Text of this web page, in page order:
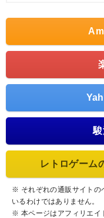
レトロゲーム
※ それぞれの通販サイトの
いるわけではありません。
※ 本ページはアフィリエイ